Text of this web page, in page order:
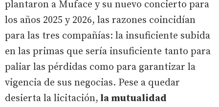
plantaron a Muface y su nuevo concierto para
los años 2025 y 2026, las razones coincidían
para las tres compañías: la insuficiente subida
en las primas que sería insuficiente tanto para
paliar las pérdidas como para garantizar la
vigencia de sus negocias. Pese a quedar
desierta la licitación, la mutualidad